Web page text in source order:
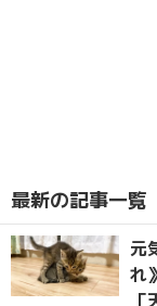
最新の記事一覧
元
れ